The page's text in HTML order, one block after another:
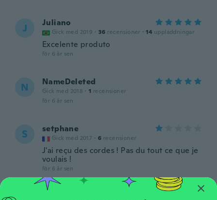
J Juliano
Gick med 2019 · 36 recensioner · 14 uppladdningar
Excelente produto
för 6 år sen
N NameDeleted
Gick med 2018 · 1 recensioner
för 6 år sen
S setphane
Gick med 2017 · 6 recensioner
J'ai reçu des cordes ! Pas du tout ce que je
voulais !
för 6 år sen